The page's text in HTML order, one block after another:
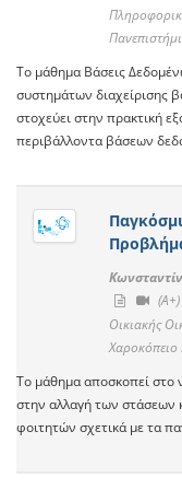
Το μάθημα Βάσεις
συστημάτων διαχείρισης
στοχεύει στην πρακτική
περιβάλλοντα βάσεων
(A+)
Οικιακής
Χαροκόπειο
Το μάθημα αποσκοπεί στο
στην αλλαγή των στάσεων
φοιτητών σχετικά με τα